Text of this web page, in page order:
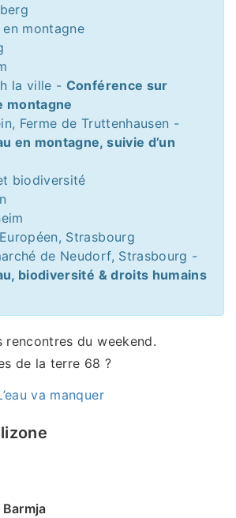
en montagne
la ville - Conférence sur
montagne
Ferme de Truttenhausen -
en montagne, suivie d’un
biodiversité
Strasbourg
de Neudorf, Strasbourg -
biodiversité & droits humains
rencontres du weekend.
de la terre 68 ?
va manquer
Barmja